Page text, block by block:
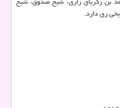
ری دارد.